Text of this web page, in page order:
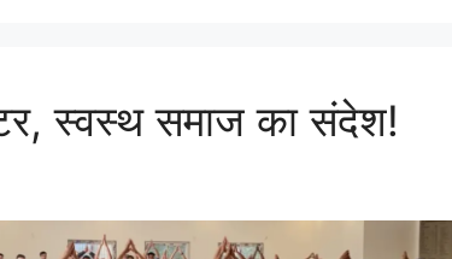
स्वस्थ समाज का संदेश!